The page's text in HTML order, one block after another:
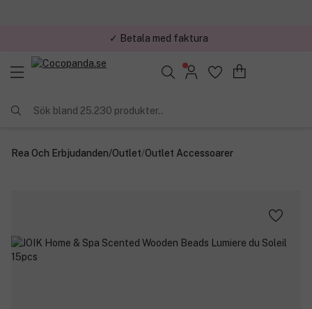
✓ Betala med faktura
Sök bland 25.230 produkter..
Rea Och Erbjudanden/Outlet/Outlet Accessoarer